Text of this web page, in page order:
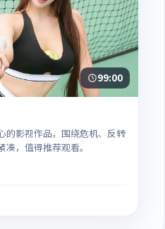
99:00
的影视作品，围绕危机、反转
，值得推荐观看。